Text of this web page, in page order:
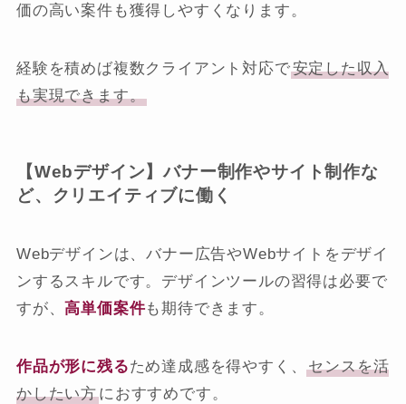
価の高い案件も獲得しやすくなります。
経験を積めば複数クライアント対応で安定した収入
も実現できます。
【Webデザイン】バナー制作やサイト制作な
ど、クリエイティブに働く
Webデザインは、バナー広告やWebサイトをデザイ
ンするスキルです。デザインツールの習得は必要で
すが、 高単価案件も期待できます。
作品が形に残るため達成感を得やすく、センスを活
かしたい方におすすめです。